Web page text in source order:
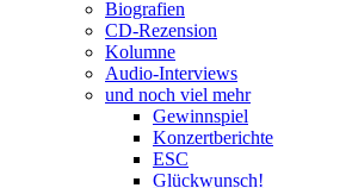
Biografien
CD-Rezension
Kolumne
Audio-Interviews
und noch viel mehr
Gewinnspiel
Konzertberichte
ESC
Glückwunsch!